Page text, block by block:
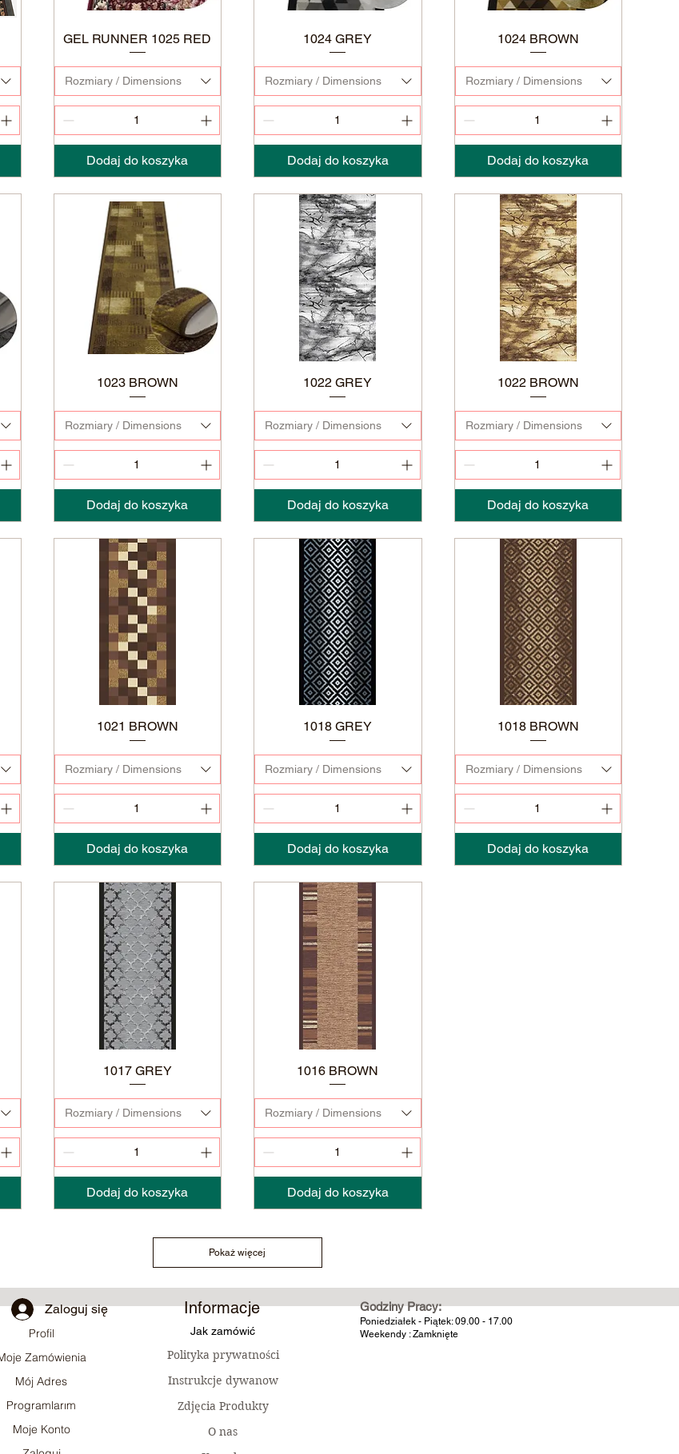
GEL RUNNER 1025 RED
Rozmiary / Dimensions
Dodaj do koszyka
1024 GREY
Rozmiary / Dimensions
Dodaj do koszyka
1024 BROWN
Rozmiary / Dimensions
Dodaj do koszyka
1023 BROWN
Rozmiary / Dimensions
Dodaj do koszyka
1022 GREY
Rozmiary / Dimensions
Dodaj do koszyka
1022 BROWN
Rozmiary / Dimensions
Dodaj do koszyka
1021 BROWN
Rozmiary / Dimensions
Dodaj do koszyka
1018 GREY
Rozmiary / Dimensions
Dodaj do koszyka
1018 BROWN
Rozmiary / Dimensions
Dodaj do koszyka
1017 GREY
Rozmiary / Dimensions
Dodaj do koszyka
1016 BROWN
Rozmiary / Dimensions
Dodaj do koszyka
Pokaż więcej
Zaloguj się Informacje
Profil
Zamówienia
Mój Adres
Programlarım
Moje Konto
Jak zamówić
Polityka prywatności
Instrukcje dywanow
Zdjęcia Produkty
O nas
Godziny Pracy:
Poniedziałek - Piątek: 09.00 - 17.00
Weekendy : Zamknięte